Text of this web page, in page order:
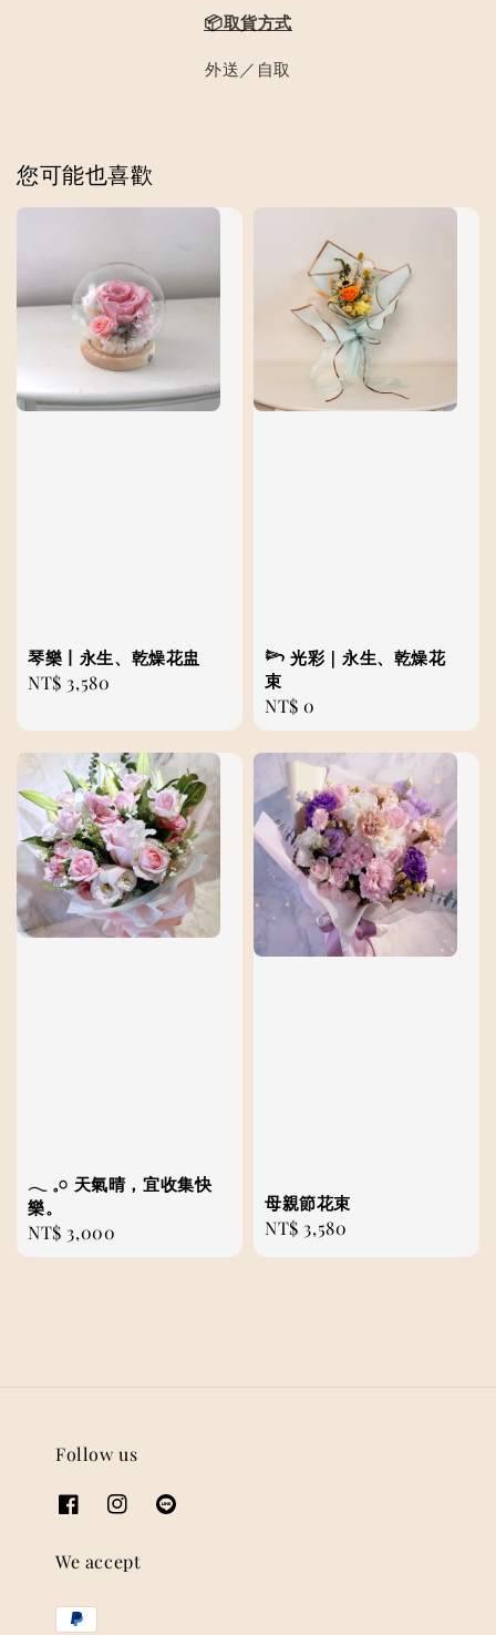
📦取貨方式
外送／自取
您可能也喜歡
琴樂丨永生、乾燥花盅
Regular
NT$ 3,580
𓆸 光彩｜永生、乾燥花
束
Regular
price
NT$ 0
𓂃 𓈒𓏸 ⁡天氣晴，宜收集快
樂。
Regular
price
NT$ 3,000
母親節花束
Regular
price
NT$ 3,580
Follow us
We accept